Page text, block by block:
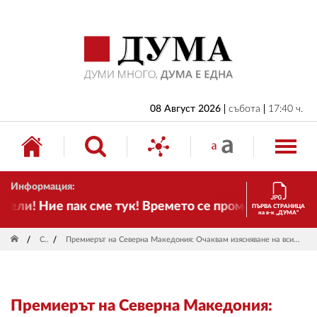
08 Август 2026 събота 17:40 ч.
Информация:
Ние пак сме тук! Времето се променя и налага
ПЪРВА СТРАНИЦА
на в-к „ДУМА“
Свят Премиерът на Северна Македония: Очаквам изясняване на всичко около палежа на българските дипломатически автомобили
Премиерът на Северна Македония:
БЪЛГАРИЯ
ИКОНОМИКА
ИЗБОРИ
СВЯТ
ДРУГИ